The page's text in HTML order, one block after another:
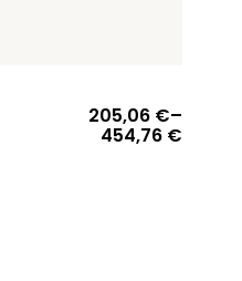
205,06 €–
454,76 €
Raspon
cijena: